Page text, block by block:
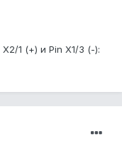
1 (+) и Pin X1/3 (-):